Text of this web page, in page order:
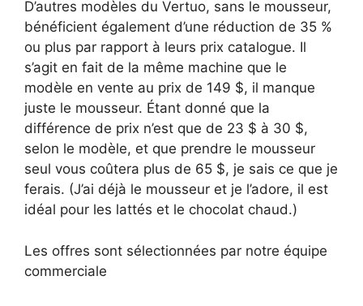
D’autres modèles du Vertuo, sans le mousseur,
bénéficient également d’une réduction de 35 %
ou plus par rapport à leurs prix catalogue. Il
s’agit en fait de la même machine que le
modèle en vente au prix de 149 $, il manque
juste le mousseur. Étant donné que la
différence de prix n’est que de 23 $ à 30 $,
selon le modèle, et que prendre le mousseur
seul vous coûtera plus de 65 $, je sais ce que je
ferais. (J’ai déjà le mousseur et je l’adore, il est
idéal pour les lattés et le chocolat chaud.)
Les offres sont sélectionnées par notre équipe
commerciale